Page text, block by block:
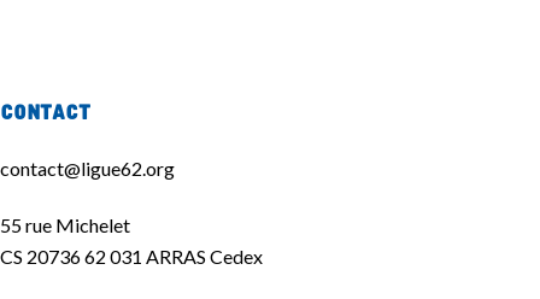
Contact
contact@ligue62.org
55 rue Michelet
CS 20736 62 031 ARRAS Cedex